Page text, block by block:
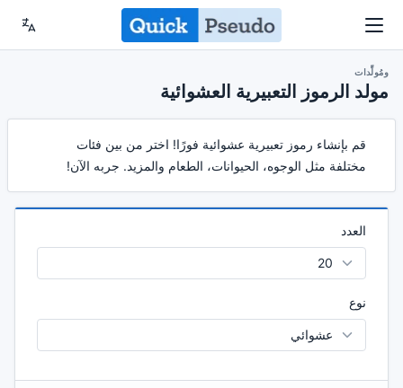
ومُولِّدات
مولد الرموز التعبيرية العشوائية
قم بإنشاء رموز تعبيرية عشوائية فورًا! اختر من بين فئات
مختلفة مثل الوجوه، الحيوانات، الطعام والمزيد. جربه الآن!
العدد
نوع